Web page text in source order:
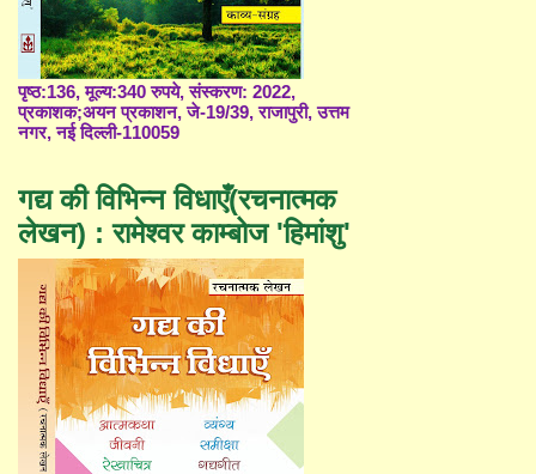
पृष्ठ:136, मूल्य:340 रुपये, संस्करण: 2022,
प्रकाशक;अयन प्रकाशन, जे-19/39, राजापुरी, उत्तम
नगर, नई दिल्ली-110059
गद्य की विभिन्न विधाएँ(रचनात्मक
लेखन) : रामेश्वर काम्बोज 'हिमांशु'